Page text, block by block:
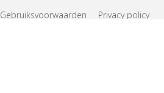
Gebruiksvoorwaarden Privacy policy